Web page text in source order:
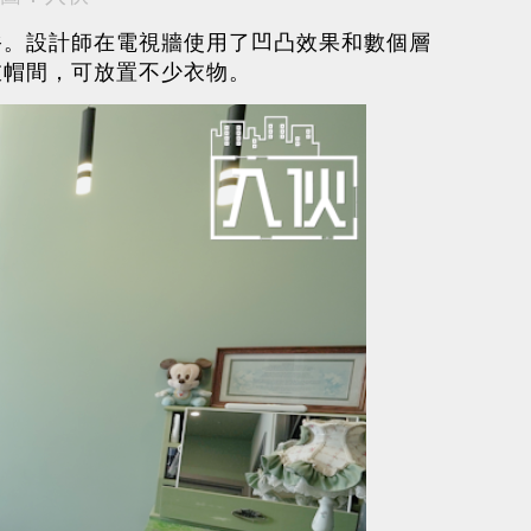
設計師在電視牆使用了凹凸效果和數個層
間，可放置不少衣物。